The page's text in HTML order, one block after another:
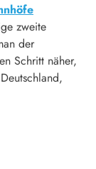
zweite
der
Schritt näher,